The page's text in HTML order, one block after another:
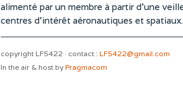
alimenté par un membre à partir d’une
centres d’intérêt aéronautiques et spatiaux.
copyright LF5422 · contact : LF5422@gmail.com
In the air & host byPragmacom